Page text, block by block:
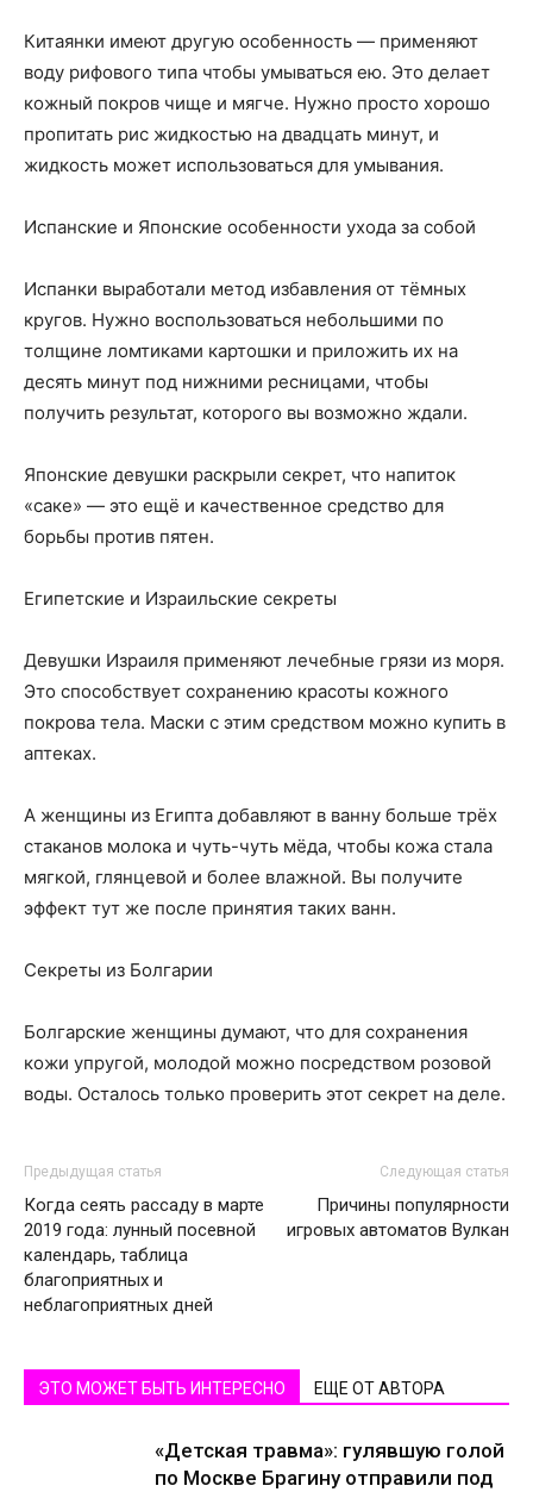
Китаянки имеют другую особенность — применяют
воду рифового типа чтобы умываться ею. Это делает
кожный покров чище и мягче. Нужно просто хорошо
пропитать рис жидкостью на двадцать минут, и
жидкость может использоваться для умывания.
Испанские и Японские особенности ухода за собой
Испанки выработали метод избавления от тёмных
кругов. Нужно воспользоваться небольшими по
толщине ломтиками картошки и приложить их на
десять минут под нижними ресницами, чтобы
получить результат, которого вы возможно ждали.
Японские девушки раскрыли секрет, что напиток
«саке» — это ещё и качественное средство для
борьбы против пятен.
Египетские и Израильские секреты
Девушки Израиля применяют лечебные грязи из моря.
Это способствует сохранению красоты кожного
покрова тела. Маски с этим средством можно купить в
аптеках.
А женщины из Египта добавляют в ванну больше трёх
стаканов молока и чуть-чуть мёда, чтобы кожа стала
мягкой, глянцевой и более влажной. Вы получите
эффект тут же после принятия таких ванн.
Секреты из Болгарии
Болгарские женщины думают, что для сохранения
кожи упругой, молодой можно посредством розовой
воды. Осталось только проверить этот секрет на деле.
Предыдущая статья
Когда сеять рассаду в марте
2019 года: лунный посевной
календарь, таблица
благоприятных и
неблагоприятных дней
Следующая статья
Причины популярности
игровых автоматов Вулкан
ЭТО МОЖЕТ БЫТЬ ИНТЕРЕСНО ЕЩЕ ОТ АВТОРА
«Детская травма»: гулявшую голой
по Москве Брагину отправили под